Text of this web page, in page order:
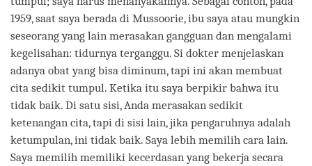
1959, saat saya berada di Mussoorie, ibu saya atau mungkin
seseorang yang lain merasakan gangguan dan mengalami
kegelisahan: tidurnya terganggu. Si dokter menjelaskan
adanya obat yang bisa diminum, tapi ini akan membuat
cita sedikit tumpul. Ketika itu saya berpikir bahwa itu
tidak baik. Di satu sisi, Anda merasakan sedikit
ketenangan cita, tapi di sisi lain, jika pengaruhnya adalah
ketumpulan, ini tidak baik. Saya lebih memilih cara lain.
Saya memilih memiliki kecerdasan yang bekerja secara